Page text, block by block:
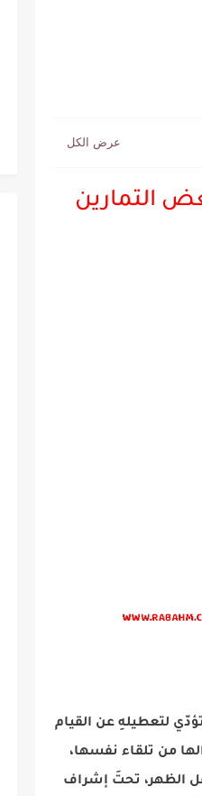
التمارين
لتعطيلهِ عن القيام
من تلقاء نفسها،
الظهر، تحتَ إشراف